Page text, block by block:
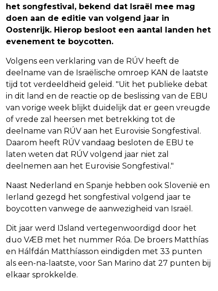
het songfestival, bekend dat Israël mee mag
doen aan de editie van volgend jaar in
Oostenrijk. Hierop besloot een aantal landen het
evenement te boycotten.
Volgens een verklaring van de RÚV heeft de
deelname van de Israëlische omroep KAN de laatste
tijd tot verdeeldheid geleid. "Uit het publieke debat
in dit land en de reactie op de beslissing van de EBU
van vorige week blijkt duidelijk dat er geen vreugde
of vrede zal heersen met betrekking tot de
deelname van RÚV aan het Eurovisie Songfestival.
Daarom heeft RÚV vandaag besloten de EBU te
laten weten dat RÚV volgend jaar niet zal
deelnemen aan het Eurovisie Songfestival."
Naast Nederland en Spanje hebben ook Slovenië en
Ierland gezegd het songfestival volgend jaar te
boycotten vanwege de aanwezigheid van Israël.
Dit jaar werd IJsland vertegenwoordigd door het
duo VÆB met het nummer Róa. De broers Matthías
en Hálfdán Matthíasson eindigden met 33 punten
als een-na-laatste, voor San Marino dat 27 punten bij
elkaar sprokkelde.